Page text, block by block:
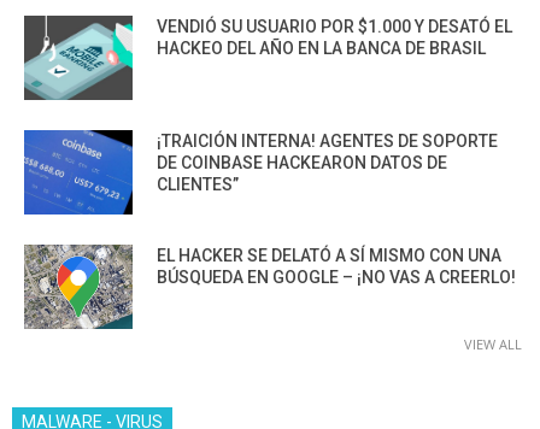
VENDIÓ SU USUARIO POR $1.000 Y DESATÓ EL
HACKEO DEL AÑO EN LA BANCA DE BRASIL
¡TRAICIÓN INTERNA! AGENTES DE SOPORTE
DE COINBASE HACKEARON DATOS DE
CLIENTES”
EL HACKER SE DELATÓ A SÍ MISMO CON UNA
BÚSQUEDA EN GOOGLE – ¡NO VAS A CREERLO!
VIEW ALL
MALWARE - VIRUS